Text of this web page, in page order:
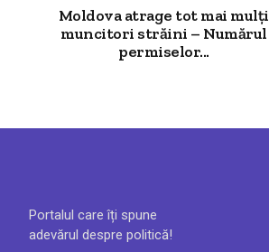
Moldova atrage tot mai mulți
muncitori străini – Numărul
permiselor...
Portalul care îți spune
adevărul despre politică!